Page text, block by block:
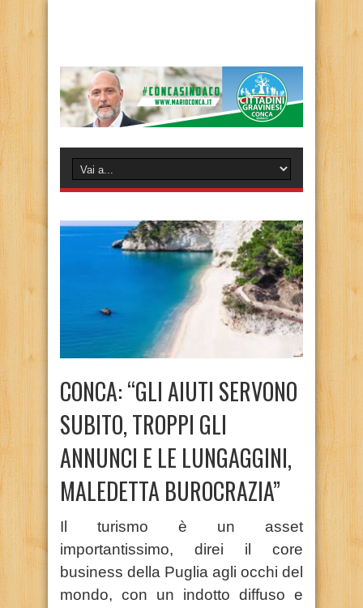
CONCA: “GLI AIUTI SERVONO
SUBITO, TROPPI GLI
ANNUNCI E LE LUNGAGGINI,
MALEDETTA BUROCRAZIA”
Il turismo è un asset
importantissimo, direi il core
business della Puglia agli occhi del
mondo, con un indotto diffuso e